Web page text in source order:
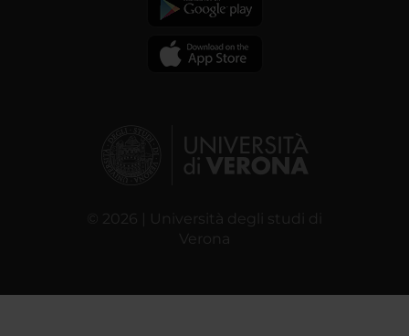
© 2026 | Università degli studi di
Verona